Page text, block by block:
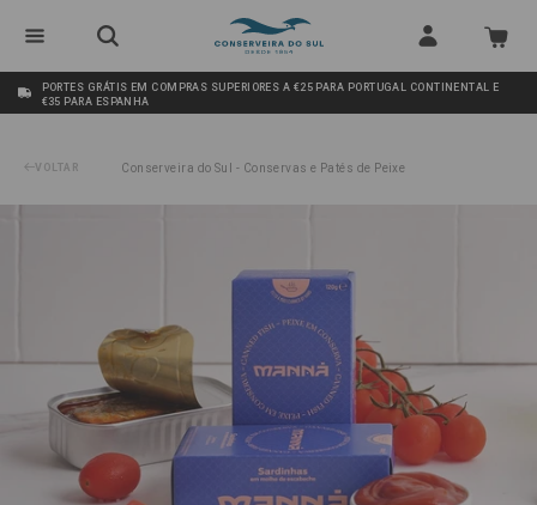
PORTES GRÁTIS EM COMPRAS SUPERIORES A €25 PARA PORTUGAL CONTINENTAL E
€35 PARA ESPANHA
VOLTAR Conserveira do Sul - Conservas e Patés de Peixe